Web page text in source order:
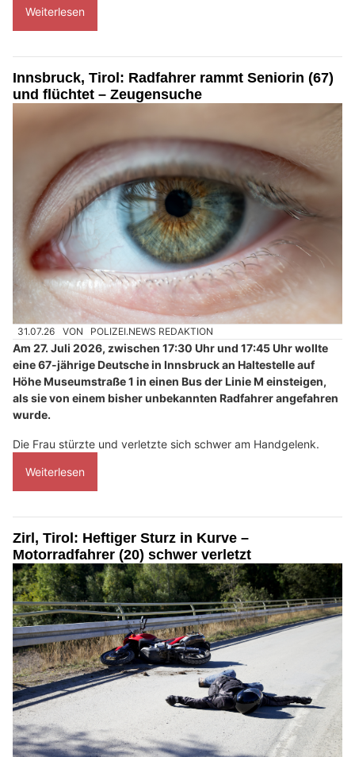
Weiterlesen
Innsbruck, Tirol: Radfahrer rammt Seniorin (67)
und flüchtet – Zeugensuche
31.07.26 VON POLIZEI.NEWS REDAKTION
Am 27. Juli 2026, zwischen 17:30 Uhr und 17:45 Uhr wollte
eine 67-jährige Deutsche in Innsbruck an Haltestelle auf
Höhe Museumstraße 1 in einen Bus der Linie M einsteigen,
als sie von einem bisher unbekannten Radfahrer angefahren
wurde.
Die Frau stürzte und verletzte sich schwer am Handgelenk.
Weiterlesen
Zirl, Tirol: Heftiger Sturz in Kurve –
Motorradfahrer (20) schwer verletzt